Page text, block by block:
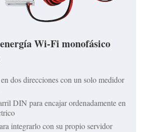
Wi-Fi monofásico
dos direcciones con un solo medidor
DIN para encajar ordenadamente en
integrarlo con su propio servidor